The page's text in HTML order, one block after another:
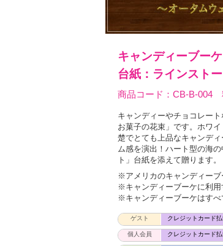
キャンディーブー
台紙：ラインスト
商品コード：CB-B-004
キャンディーやチョコレー
お菓子の花束」です。ホワ
楚でとても上品なキャンデ
ム感を演出！ハート型の海
ト」台紙を添えて贈ります。
※アメリカのキャンディーブ
※キャンディーブーケに利用
※キャンディーブーケはすべ
ゲスト クレジットカード
個人会員 クレジットカード